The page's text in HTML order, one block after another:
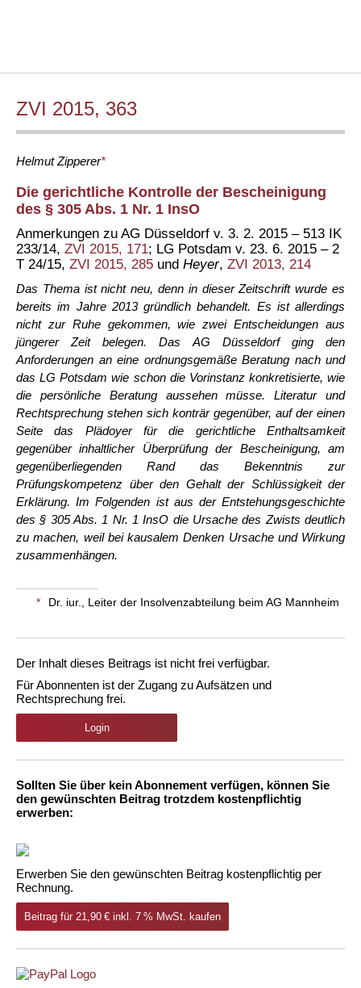
ZVI 2015, 363
Helmut Zipperer*
Die gerichtliche Kontrolle der Bescheinigung
des § 305 Abs. 1 Nr. 1 InsO
Anmerkungen zu AG Düsseldorf v. 3. 2. 2015 – 513 IK
233/14, ZVI 2015, 171; LG Potsdam v. 23. 6. 2015 – 2
T 24/15, ZVI 2015, 285 und Heyer, ZVI 2013, 214
Das Thema ist nicht neu, denn in dieser Zeitschrift wurde es
bereits im Jahre 2013 gründlich behandelt. Es ist allerdings
nicht zur Ruhe gekommen, wie zwei Entscheidungen aus
jüngerer Zeit belegen. Das AG Düsseldorf ging den
Anforderungen an eine ordnungsgemäße Beratung nach und
das LG Potsdam wie schon die Vorinstanz konkretisierte, wie
die persönliche Beratung aussehen müsse. Literatur und
Rechtsprechung stehen sich konträr gegenüber, auf der einen
Seite das Plädoyer für die gerichtliche Enthaltsamkeit
gegenüber inhaltlicher Überprüfung der Bescheinigung, am
gegenüberliegenden Rand das Bekenntnis zur
Prüfungskompetenz über den Gehalt der Schlüssigkeit der
Erklärung. Im Folgenden ist aus der Entstehungsgeschichte
des § 305 Abs. 1 Nr. 1 InsO die Ursache des Zwists deutlich
zu machen, weil bei kausalem Denken Ursache und Wirkung
zusammenhängen.
* Dr. iur., Leiter der Insolvenzabteilung beim AG Mannheim
Der Inhalt dieses Beitrags ist nicht frei verfügbar.
Für Abonnenten ist der Zugang zu Aufsätzen und
Rechtsprechung frei.
Login
Sollten Sie über kein Abonnement verfügen, können Sie
den gewünschten Beitrag trotzdem kostenpflichtig
erwerben:
Erwerben Sie den gewünschten Beitrag kostenpflichtig per
Rechnung.
Beitrag für 21,90 € inkl. 7 % MwSt. kaufen